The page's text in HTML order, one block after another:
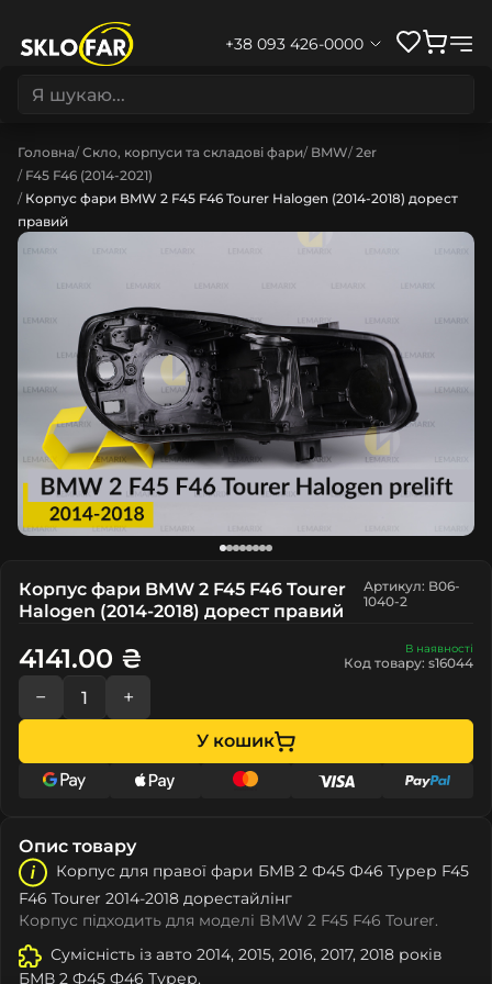
+38 093 426-0000
Головна Скло, корпуси та складові фари BMW 2er
F45 F46 (2014-2021)
Корпус фари BMW 2 F45 F46 Tourer Halogen (2014-2018) дорест
правий
Корпус фари BMW 2 F45 F46 Tourer
Halogen (2014-2018) дорест правий
Артикул: B06-
1040-2
В наявності
Код товару: s16044
4141.00 ₴
− +
У кошик
Опис товару
Корпус для правої фари БМВ 2 Ф45 Ф46 Турер F45
F46 Tourer 2014-2018 дорестайлінг
Корпус підходить для моделі BMW 2 F45 F46 Tourer.
Сумісність із авто 2014, 2015, 2016, 2017, 2018 років
БМВ 2 Ф45 Ф46 Турер.